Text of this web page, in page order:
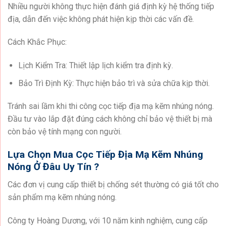
Nhiều người không thực hiện đánh giá định kỳ hệ thống tiếp
địa, dẫn đến việc không phát hiện kịp thời các vấn đề.
Cách Khắc Phục:
Lịch Kiểm Tra: Thiết lập lịch kiểm tra định kỳ.
Bảo Trì Định Kỳ: Thực hiện bảo trì và sửa chữa kịp thời.
Tránh sai lầm khi thi công cọc tiếp địa mạ kẽm nhúng nóng.
Đầu tư vào lắp đặt đúng cách không chỉ bảo vệ thiết bị mà
còn bảo vệ tính mạng con người.
Lựa Chọn Mua Cọc Tiếp Địa Mạ Kẽm Nhúng
Nóng Ở Đâu Uy Tín ?
Các đơn vị cung cấp thiết bị chống sét thường có giá tốt cho
sản phẩm mạ kẽm nhúng nóng.
Công ty Hoàng Dương, với 10 năm kinh nghiệm, cung cấp